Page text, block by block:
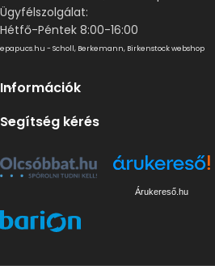
Ügyfélszolgálat:
Hétfő-Péntek 8:00-16:00
epapucs.hu - Scholl, Berkemann, Birkenstock webshop
Információk
Segítség kérés
Árukereső.hu